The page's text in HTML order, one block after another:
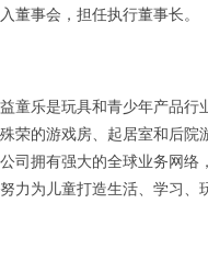
入董事会，担任执行董事长。
益童乐是玩具和青少年产品行
殊荣的游戏房、起居室和后院
公司拥有强大的全球业务网络
努力为儿童打造生活、学习、